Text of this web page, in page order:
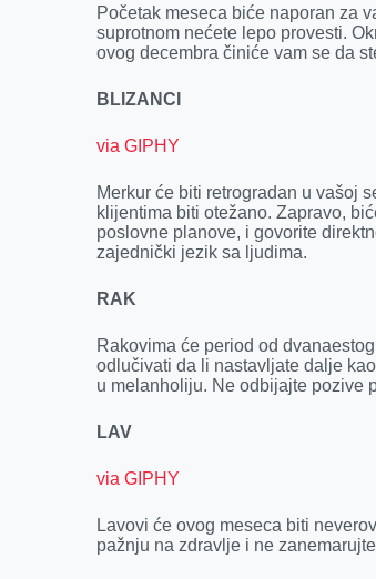
Početak meseca biće naporan za
suprotnom nećete lepo provesti.
ovog decembra činiće vam se da
BLIZANCI
via GIPHY
Merkur će biti retrogradan u vašoj
klijentima biti otežano. Zapravo,
poslovne planove, i govorite
zajednički jezik sa ljudima.
RAK
Rakovima će period od
odlučivati da li nastavljate dalje
u melanholiju. Ne odbijajte pozive
LAV
via GIPHY
Lavovi će ovog meseca biti
pažnju na zdravlje i ne